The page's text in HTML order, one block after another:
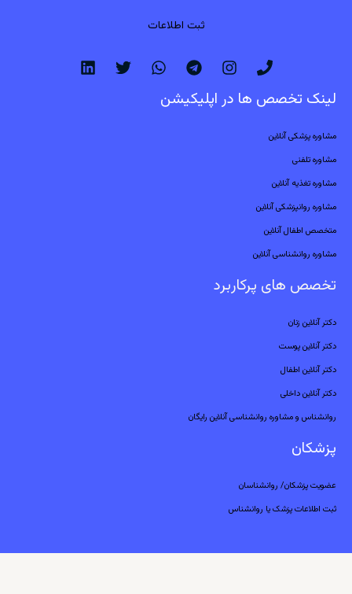
ثبت اطلاعات
لینک تخصص ها در اپلیکیشن
مشاوره پزشکی آنلاین
مشاوره تلفنی
مشاوره تغذیه آنلاین
مشاوره روانپزشکی آنلاین
متخصص اطفال آنلاین
مشاوره روانشناسی آنلاین
تخصص های پرکاربرد
دکتر آنلاین زنان
دکتر آنلاین پوست
دکتر آنلاین اطفال
دکتر آنلاین داخلی
روانشناس و مشاوره روانشناسی آنلاین رایگان
پزشکان
عضویت پزشکان/ روانشناسان
ثبت اطلاعات پزشک یا روانشناس